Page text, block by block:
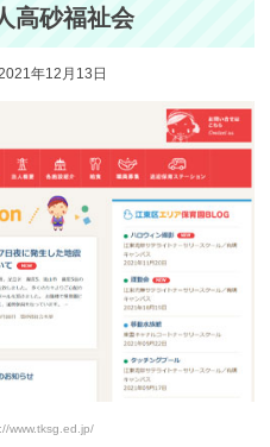
高砂福祉会
年12月13日
www.tksg.ed.jp/